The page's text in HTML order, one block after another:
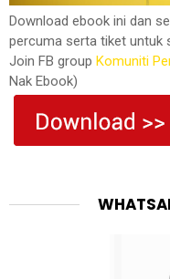
Download ebook ini dan
percuma serta tiket untuk
Join FB group Komuniti
Nak Ebook)